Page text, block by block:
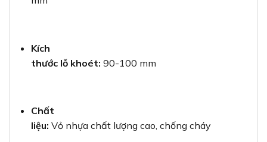
Kích
thước lỗ khoét: 90-100 mm
Chất
liệu: Vỏ nhựa chất lượng cao, chống cháy